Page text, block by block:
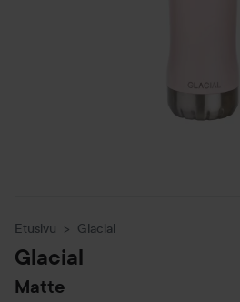
Etusivu Glacial
Glacial
Matte